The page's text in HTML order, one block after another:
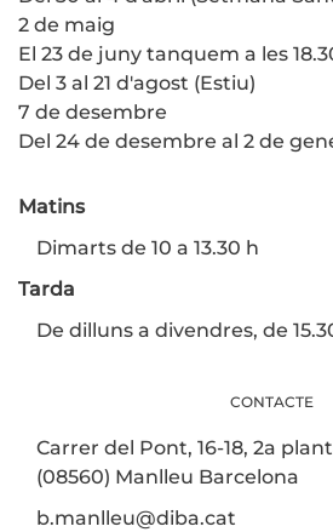
2 de maig
El 23 de juny tanquem a les
Del 3 al 21 d'agost (Estiu)
7 de desembre
Del 24 de desembre al 2 de
Matins
Dimarts de 10 a 13.30 h
Tarda
De dilluns a divendres, de
CONTACTE
Carrer del Pont, 16-18, 2a
(08560) Manlleu Barcelona
b.manlleu@diba.cat